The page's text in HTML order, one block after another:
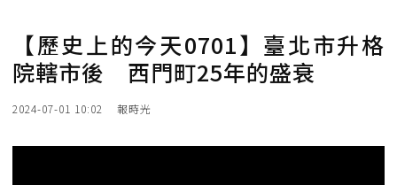
【歷史上的今天0701】臺北市升格
院轄市後 西門町25年的盛衰
2024-07-01 10:02 報時光